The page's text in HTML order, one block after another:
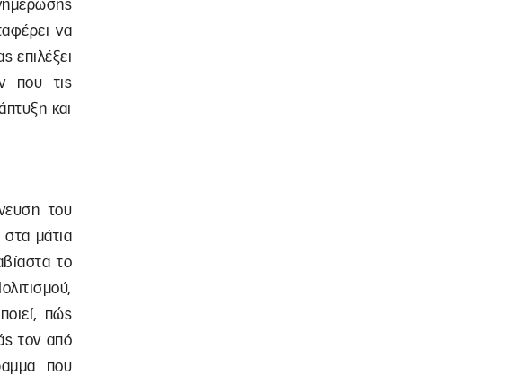
να
επιλέξει
που τις
και
του
μάτια
το
πώς
τον από
που